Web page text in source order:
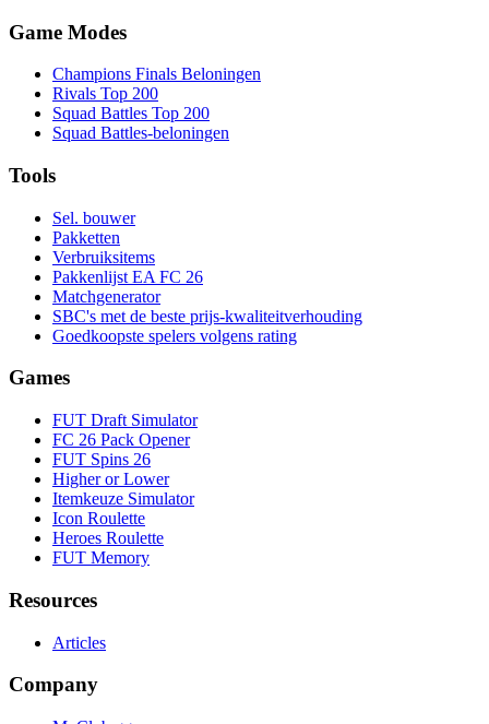
Game Modes
Champions Finals Beloningen
Rivals Top 200
Squad Battles Top 200
Squad Battles-beloningen
Tools
Sel. bouwer
Pakketten
Verbruiksitems
Pakkenlijst EA FC 26
Matchgenerator
SBC's met de beste prijs-kwaliteitverhouding
Goedkoopste spelers volgens rating
Games
FUT Draft Simulator
FC 26 Pack Opener
FUT Spins 26
Higher or Lower
Itemkeuze Simulator
Icon Roulette
Heroes Roulette
FUT Memory
Resources
Articles
Company